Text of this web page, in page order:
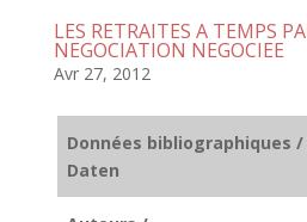
LES RETRAITES A TEMPS
NEGOCIATION NEGOCIEE
Avr 27, 2012
Données bibliographiques
Daten